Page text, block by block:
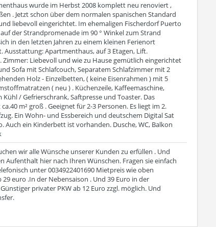
wurde im Herbst 2008 komplett neu renoviert ,
. Jetzt schon über dem normalen spanischen Standard
liebevoll eingerichtet. Im ehemaligen Fischerdorf Puerto
der Strandpromenade im 90 ° Winkel zum Strand
in den letzten Jahren zu einem kleinen Ferienort
Ausstattung: Apartmenthaus, auf 3 Etagen, Lift.
Zimmer: Liebevoll und wie zu Hause gemütlich eingerichtet
Sofa mit Schlafcouch, Separatem Schlafzimmer mit 2
Holz - Einzelbetten, ( keine Eisenrahmen ) mit 5
( neu ) . Küchenzeile, Kaffeemaschine,
/ Gefrierschrank, Saftpresse und Toaster. Das
m² groß . Geeignet für 2-3 Personen. Es liegt im 2.
Ein Wohn- und Essbereich und deutschem Digital Sat
Auch ein Kinderbett ist vorhanden. Dusche, WC, Balkon
wir alle Wünsche unserer Kunden zu erfüllen . Und
Aufenthalt hier nach Ihren Wünschen. Fragen sie einfach
unter 0034922401690 Mietpreis wie oben
29 euro .In der Nebensaison . Und 39 Euro in der
privater PKW ab 12 Euro zzgl. möglich. Und